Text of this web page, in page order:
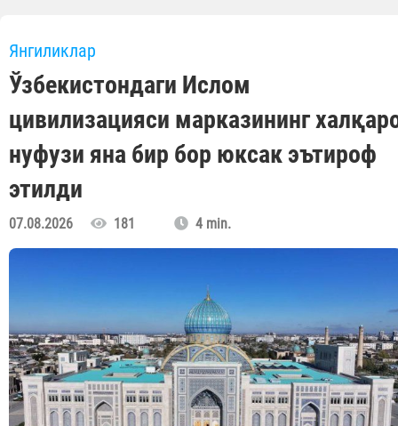
Янгиликлар
Ўзбекистондаги Ислом
цивилизацияси марказининг
нуфузи яна бир бор юксак эътироф
этилди
07.08.2026 181 4 min.